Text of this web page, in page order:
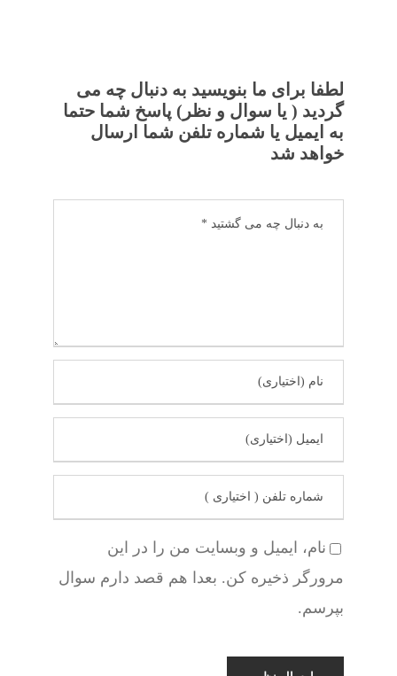
لطفا برای ما بنویسید به دنبال چه می
گردید ( یا سوال و نظر) پاسخ شما حتما
به ایمیل یا شماره تلفن شما ارسال
خواهد شد
نام، ایمیل و وبسایت من را در این
مرورگر ذخیره کن. بعدا هم قصد دارم سوال
بپرسم.